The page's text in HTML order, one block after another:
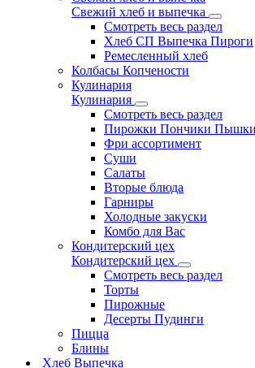
Свежий хлеб и выпечка
Смотреть весь раздел
Хлеб СП Выпечка Пироги
Ремесленный хлеб
Колбасы Копчености
Кулинария
Кулинария
Смотреть весь раздел
Пирожки Пончики
Фри ассортимент
Суши
Салаты
Вторые блюда
Гарниры
Холодные закуски
Комбо для Вас
Кондитерский цех
Кондитерский цех
Смотреть весь раздел
Торты
Пирожные
Десерты Пудинги
Пицца
Блины
Хлеб Выпечка